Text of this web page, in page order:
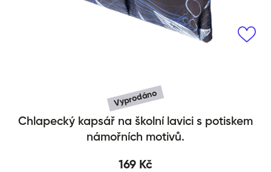
Vyprodáno
Školní kapsář Námořník
Chlapecký kapsář na školní lavici s potiskem
námořních motivů.
169 Kč